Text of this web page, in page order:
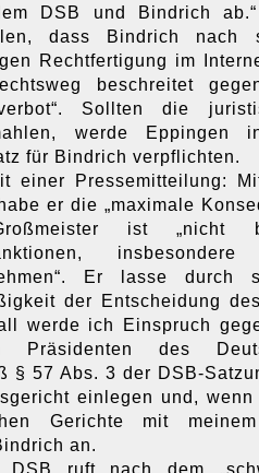
DSB und Bindrich
dass Bindrich nach
Rechtfertigung im
beschreitet
Sollten die
werde Eppingen
für Bindrich verpflichten.
einer Pressemitteilung:
er die „maximale
ist „nicht
Er lasse durch
der Entscheidung
werde ich Einspruch
Präsidenten des
§ 57 Abs. 3 der DSB-
einlegen und, wenn
Gerichte mit
an.
DSB ruft nach dem